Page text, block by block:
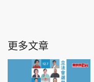
更多文章